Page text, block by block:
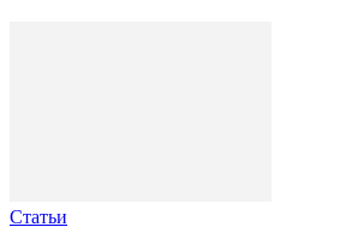
Статьи